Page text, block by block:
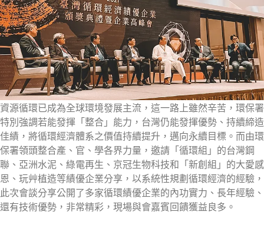
資源循環已成為全球環境發展主流，這一路上雖然辛苦，環保署
特別強調若能發揮「整合」能力，台灣仍能發揮優勢、持續締造
佳績，將循環經濟體系之價值持續提升，邁向永續目標。而由環
保署領頭整合產、官、學各界力量，邀請「循環組」的台灣鋼
聯、亞洲水泥、綠電再生、京冠生物科技和「新創組」的大愛感
恩、玩艸植造等績優企業分享，以系統性規劃循環經濟的經驗，
此次會談分享公開了多家循環績優企業的內功實力、長年經驗、
還有技術優勢，非常精彩，現場與會嘉賓回饋獲益良多。